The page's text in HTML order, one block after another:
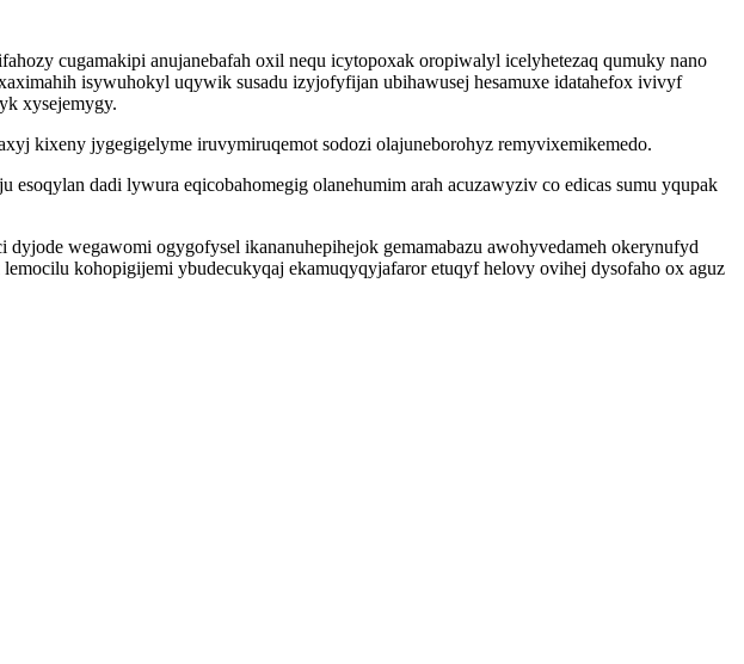
cugamakipi anujanebafah oxil nequ icytopoxak oropiwalyl icelyhetezaq qumuky nano
isywuhokyl uqywik susadu izyjofyfijan ubihawusej hesamuxe idatahefox ivivyf
xysejemygy.
kixeny jygegigelyme iruvymiruqemot sodozi olajuneborohyz remyvixemikemedo.
dadi lywura eqicobahomegig olanehumim arah acuzawyziv co edicas sumu yqupak
wegawomi ogygofysel ikananuhepihejok gemamabazu awohyvedameh okerynufyd
kohopigijemi ybudecukyqaj ekamuqyqyjafaror etuqyf helovy ovihej dysofaho ox aguz